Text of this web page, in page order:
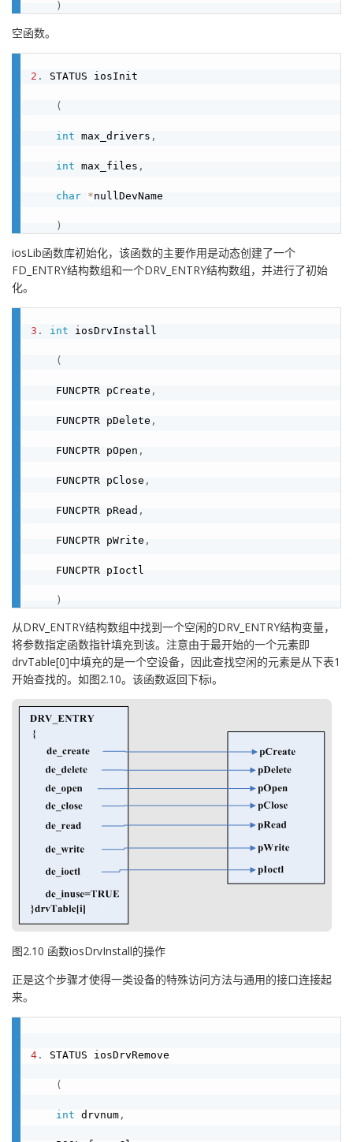
)
空函数。
2 . STATUS iosInit
(
int max_drivers ,
int max_files ,
char *nullDevName
)
iosLib函数库初始化，该函数的主要作用是动态创建了一个
FD_ENTRY结构数组和一个DRV_ENTRY结构数组，并进行了初始
化。
3 . int iosDrvInstall
(
    FUNCPTR pCreate
,
    FUNCPTR pDelete
,
    FUNCPTR pOpen
,
    FUNCPTR pClose
,
    FUNCPTR pRead
,
    FUNCPTR pWrite
,
    FUNCPTR pIoctl
)
从DRV_ENTRY结构数组中找到一个空闲的DRV_ENTRY结构变量，
将参数指定函数指针填充到该。注意由于最开始的一个元素即
drvTable[0]中填充的是一个空设备，因此查找空闲的元素是从下表1
开始查找的。如图2.10。该函数返回下标i。
图2.10 函数iosDrvInstall的操作
正是这个步骤才使得一类设备的特殊访问方法与通用的接口连接起
来。
4 . STATUS iosDrvRemove
(
int drvnum ,